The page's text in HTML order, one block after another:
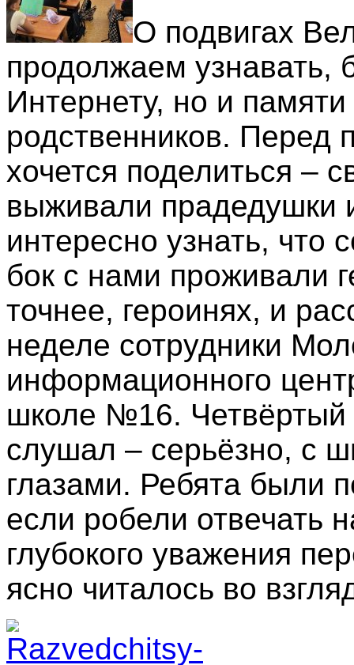
О подвигах
продолжаем узнавать,
Интернету, но и
родственников. Перед
хочется поделиться –
выживали прадедушки
интересно узнать, что
бок с нами проживали
точнее, героинях, и
неделе сотрудники
информационного
школе №16. Четвёртый
слушал – серьёзно, с
глазами. Ребята были
если робели отвечать
глубокого уважения
ясно читалось во